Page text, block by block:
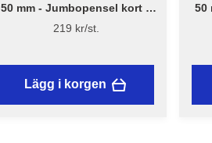
50 mm - Jumbopensel kort –
Flügger Excellence
219 kr/st.
Lägg i korgen
50